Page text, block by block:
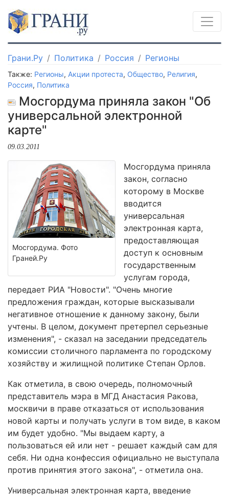
Грани.Ру Политика Россия Регионы
Также: Регионы, Акции протеста, Общество, Религия,
Россия, Политика
Мосгордума приняла закон "Об
универсальной электронной
карте"
09.03.2011
Мосгордума. Фото
Граней.Ру
Мосгордума приняла
закон, согласно
которому в Москве
вводится
универсальная
электронная карта,
предоставляющая
доступ к основным
государственным
услугам города,
передает РИА "Новости". "Очень многие
предложения граждан, которые высказывали
негативное отношение к данному закону, были
учтены. В целом, документ претерпел серьезные
изменения", - сказал на заседании председатель
комиссии столичного парламента по городскому
хозяйству и жилищной политике Степан Орлов.
Как отметила, в свою очередь, полномочный
представитель мэра в МГД Анастасия Ракова,
москвичи в праве отказаться от использования
новой карты и получать услуги в том виде, в каком
им будет удобно. "Мы выдаем карту, а
пользоваться ей или нет - решает каждый сам для
себя. Ни одна конфессия официально не выступала
против принятия этого закона", - отметила она.
Универсальная электронная карта, введение